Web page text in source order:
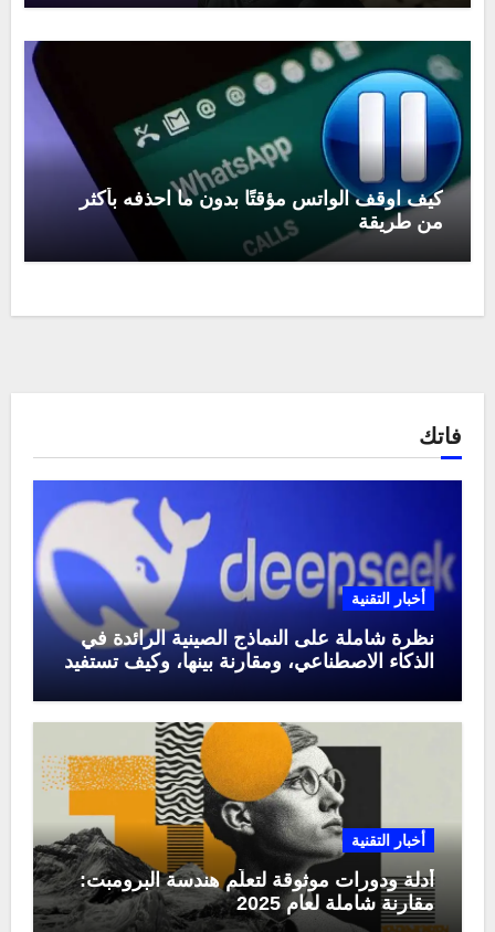
كيف اوقف الواتس مؤقتًا بدون ما احذفه بأكثر
من طريقة
فاتك
أخبار التقنية
نظرة شاملة على النماذج الصينية الرائدة في
الذكاء الاصطناعي، ومقارنة بينها، وكيف تستفيد
أخبار التقنية
أدلة ودورات موثوقة لتعلّم هندسة البرومبت:
مقارنة شاملة لعام 2025